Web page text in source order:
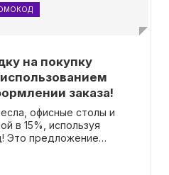
на покупку
заказа!
офисные столы и
в 15%, используя
Это предложение
в цене.